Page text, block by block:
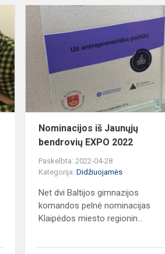
Inžinierių
dienų
protmūšis
Klaipėdos
universitete
Nominacijos iš Jaunųjų
bendrovių EXPO 2022
Paskelbta: 2022-04-28
Kategorija:Didžiuojamės
Net dvi Baltijos gimnazijos
komandos pelnė nominacijas
Klaipėdos miesto regionin...